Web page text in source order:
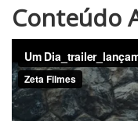
N
o
t
a
d
o
Conteúdo